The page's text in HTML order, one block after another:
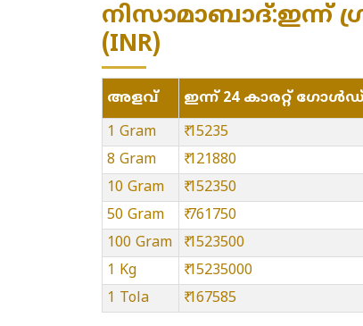
നിസാമാബാദ്:ഇന്ന്
(INR)
അളവ് ഇന്ന് 24 കാരറ്റ്
1 Gram
₹ 15235
8 Gram
₹ 121880
10 Gram
₹ 152350
50 Gram
₹ 761750
100 Gram
₹ 1523500
1 Kg
₹ 15235000
1 Tola
₹ 167585